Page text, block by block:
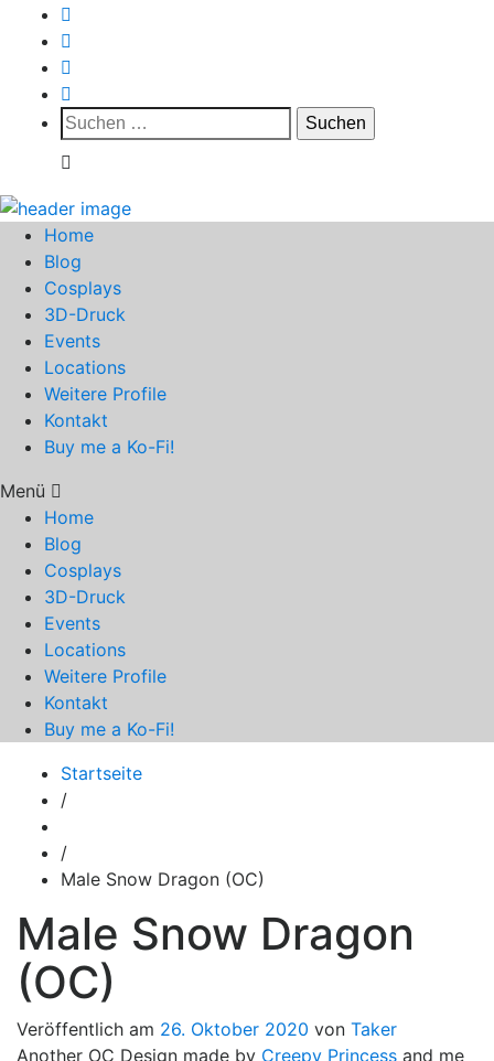
Suchen
nach:
Home
Blog
Cosplays
3D-Druck
Events
Locations
Weitere Profile
Kontakt
Buy me a Ko-Fi!
Menü
Home
Blog
Cosplays
3D-Druck
Events
Locations
Weitere Profile
Kontakt
Buy me a Ko-Fi!
Startseite
/
/
Male Snow Dragon (OC)
Male Snow Dragon
(OC)
Veröffentlich am 26. Oktober 2020 von Taker
Another OC Design made by Creepy Princess and me